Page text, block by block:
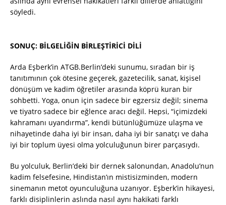
söyledi.
SONUÇ: BİLGELİĞİN BİRLEŞTİRİCİ DİLİ
Arda Eşberk’in ATGB.Berlin’deki sunumu, sıradan bir iş
tanıtımının çok ötesine geçerek, gazetecilik, sanat, kişisel
dönüşüm ve kadim öğretiler arasında köprü kuran bir
sohbetti. Yoga, onun için sadece bir egzersiz değil; sinema
ve tiyatro sadece bir eğlence aracı değil. Hepsi, “içimizdeki
kahramanı uyandırma”, kendi bütünlüğümüze ulaşma ve
nihayetinde daha iyi bir insan, daha iyi bir sanatçı ve daha
iyi bir toplum üyesi olma yolculuğunun birer parçasıydı.
Bu yolculuk, Berlin’deki bir dernek salonundan, Anadolu’nun
kadim felsefesine, Hindistan’ın mistisizminden, modern
sinemanın metot oyunculuğuna uzanıyor. Eşberk’in hikayesi,
farklı disiplinlerin aslında nasıl aynı hakikati farklı